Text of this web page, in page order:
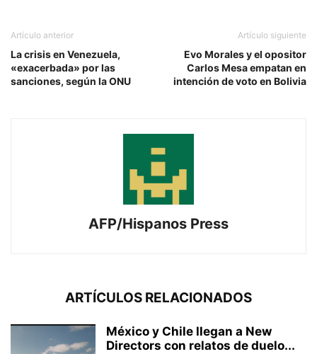
Artículo anterior
La crisis en Venezuela,
«exacerbada» por las
sanciones, según la ONU
Artículo siguiente
Evo Morales y el opositor
Carlos Mesa empatan en
intención de voto en Bolivia
AFP/Hispanos Press
ARTÍCULOS RELACIONADOS
México y Chile llegan a New
Directors con relatos de duelo...